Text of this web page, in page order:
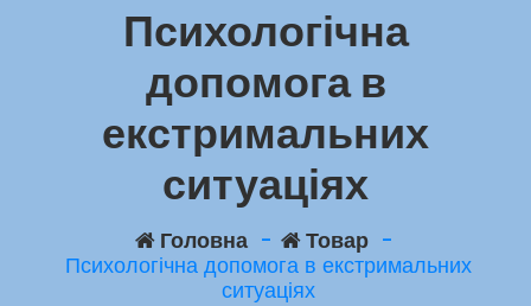
Психологічна
допомога в
екстримальних
ситуаціях
Головна- Товар-
Психологічна допомога в екстримальних
ситуаціях